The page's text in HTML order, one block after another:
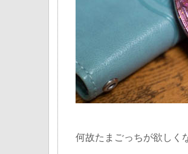
何故たまごっちが欲しく